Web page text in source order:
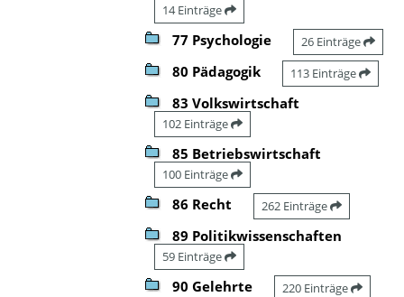
14 Einträge
77 Psychologie 26 Einträge
80 Pädagogik 113 Einträge
83 Volkswirtschaft
102 Einträge
85 Betriebswirtschaft
100 Einträge
86 Recht 262 Einträge
89 Politikwissenschaften
59 Einträge
90 Gelehrte 220 Einträge